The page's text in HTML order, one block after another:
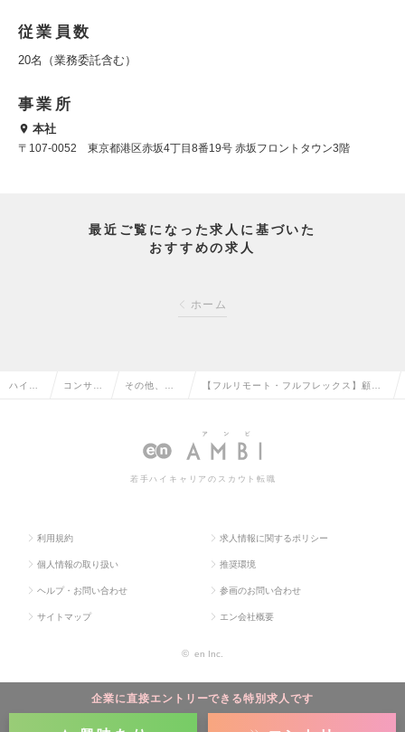
従業員数
20名（業務委託含む）
事業所
本社
〒107-0052 東京都港区赤坂4丁目8番19号 赤坂フロントタウン3階
最近ご覧になった求人に基づいた
おすすめの求人
ホーム
企業に直接エントリーできる特別求人です
ハイク コンサル その他、コ
ト系の転職
【フルリモート・フルフレックス】顧客
ンサルタント！の求人情報
若手ハイキャリアのスカウト転職
利用規約 求人情報に関するポリシー
個人情報の取り扱い 推奨環境
ヘルプ・お問い合わせ 参画のお問い合わせ
サイトマップ エン会社概要
© en Inc.